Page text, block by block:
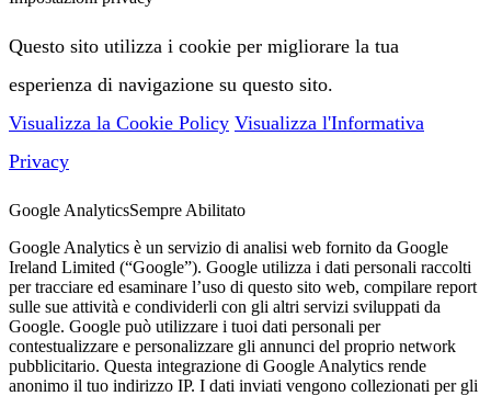
Questo sito utilizza i cookie per migliorare la tua
esperienza di navigazione su questo sito.
Visualizza la Cookie Policy Visualizza l'Informativa
Privacy
Google AnalyticsSempre Abilitato
Google Analytics è un servizio di analisi web fornito da Google
Ireland Limited (“Google”). Google utilizza i dati personali raccolti
per tracciare ed esaminare l’uso di questo sito web, compilare report
sulle sue attività e condividerli con gli altri servizi sviluppati da
Google. Google può utilizzare i tuoi dati personali per
contestualizzare e personalizzare gli annunci del proprio network
pubblicitario. Questa integrazione di Google Analytics rende
anonimo il tuo indirizzo IP. I dati inviati vengono collezionati per gli